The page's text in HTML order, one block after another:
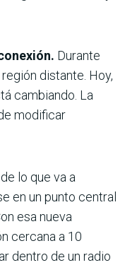
Durante
distante. Hoy,
cambiando. La
modificar
lo que va a
en un punto central
esa nueva
cercana a 10
dentro de un radio